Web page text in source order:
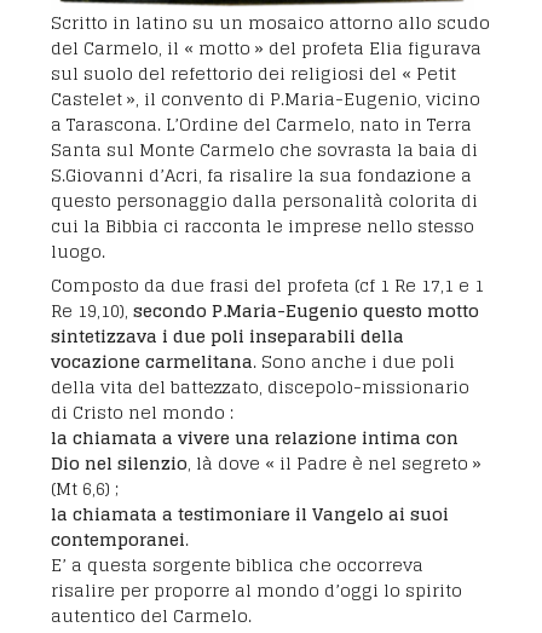
Scritto in latino su un mosaico attorno allo scudo
del Carmelo, il « motto » del profeta Elia figurava
sul suolo del refettorio dei religiosi del « Petit
Castelet », il convento di P.Maria-Eugenio, vicino
a Tarascona. L’Ordine del Carmelo, nato in Terra
Santa sul Monte Carmelo che sovrasta la baia di
S.Giovanni d’Acri, fa risalire la sua fondazione a
questo personaggio dalla personalità colorita di
cui la Bibbia ci racconta le imprese nello stesso
luogo.
Composto da due frasi del profeta (cf 1 Re 17,1 e 1
Re 19,10),secondo P.Maria-Eugenio questo motto
sintetizzava i due poli inseparabili della
vocazione carmelitana. Sono anche i due poli
della vita del battezzato, discepolo-missionario
di Cristo nel mondo :
la chiamata a vivere una relazione intima con
Dio nel silenzio, là dove « il Padre è nel segreto »
(Mt 6,6) ;
la chiamata a testimoniare il Vangelo ai suoi
contemporanei.
E’ a questa sorgente biblica che occorreva
risalire per proporre al mondo d’oggi lo spirito
autentico del Carmelo.